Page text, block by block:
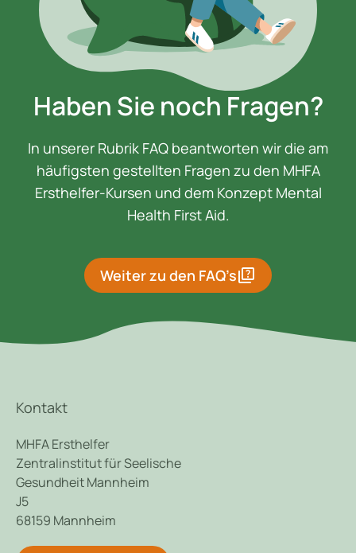
Haben Sie noch Fragen?
In unserer Rubrik FAQ beantworten wir die am
häufigsten gestellten Fragen zu den MHFA
Ersthelfer-Kursen und dem Konzept Mental
Health First Aid.
Weiter zu den FAQ’squiz
Kontakt
MHFA Ersthelfer
Zentralinstitut für Seelische
Gesundheit Mannheim
J5
68159 Mannheim